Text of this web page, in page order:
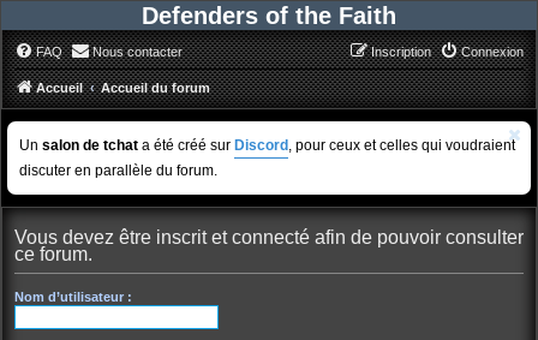
Defenders of the Faith
FAQ Nous contacter Connexion
Inscription
Accueil Accueil du forum
Un salon de tchat a été créé sur Discord , pour ceux et celles qui voudraient
discuter en parallèle du forum.
Vous devez être inscrit et connecté afin de pouvoir consulter
ce forum.
Nom d’utilisateur :